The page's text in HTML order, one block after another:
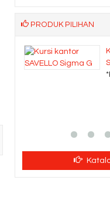
PRODUK PILIHAN